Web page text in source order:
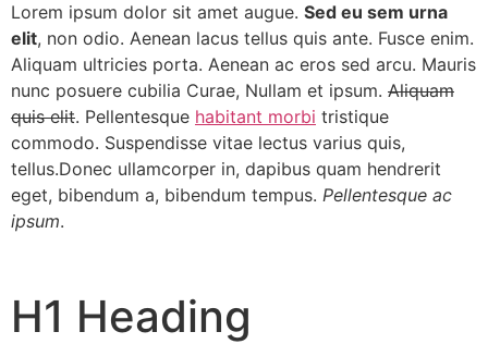
Lorem ipsum dolor sit amet augue. Sed eu sem urna
elit, non odio. Aenean lacus tellus quis ante. Fusce enim.
Aliquam ultricies porta. Aenean ac eros sed arcu. Mauris
nunc posuere cubilia Curae, Nullam et ipsum. Aliquam
quis elit. Pellentesque habitant morbi tristique
commodo. Suspendisse vitae lectus varius quis,
tellus.Donec ullamcorper in, dapibus quam hendrerit
eget, bibendum a, bibendum tempus. Pellentesque ac
ipsum.
H1 Heading